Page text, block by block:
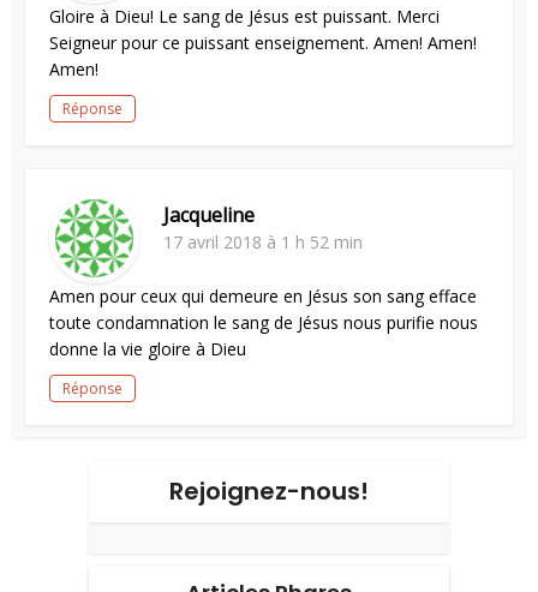
Gloire à Dieu! Le sang de Jésus est puissant. Merci
Seigneur pour ce puissant enseignement. Amen! Amen!
Amen!
Réponse
Jacqueline
17 avril 2018 à 1 h 52 min
Amen pour ceux qui demeure en Jésus son sang efface
toute condamnation le sang de Jésus nous purifie nous
donne la vie gloire à Dieu
Réponse
Rejoignez-nous!